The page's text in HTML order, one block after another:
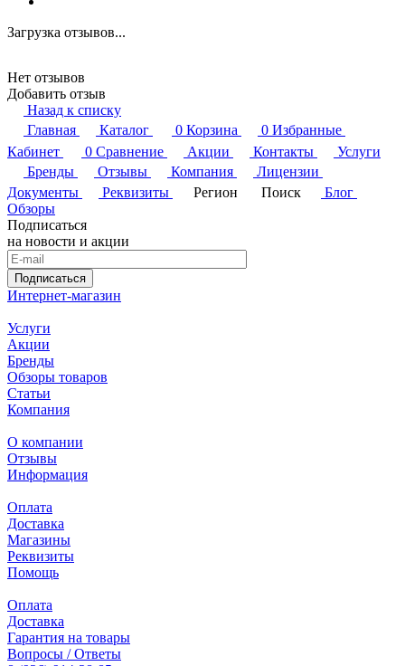
Загрузка отзывов...
Нет отзывов
Добавить отзыв
Назад к списку
Главная
Каталог 0 Корзина 0 Избранные
Кабинет
0 Сравнение Акции Контакты
Услуги
Бренды
Отзывы Компания
Лицензии
Документы
Реквизиты Регион Поиск
Блог
Обзоры
Подписаться
на новости и акции
Подписаться
Интернет-магазин
Услуги
Акции
Бренды
Обзоры товаров
Статьи
Компания
О компании
Отзывы
Информация
Оплата
Доставка
Магазины
Реквизиты
Помощь
Оплата
Доставка
Гарантия на товары
Вопросы / Ответы